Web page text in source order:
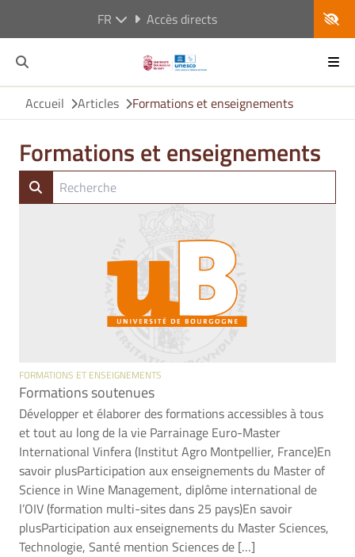
FR Accès directs
Accueil Articles Formations et enseignements
Formations et enseignements
FORMATIONS ET ENSEIGNEMENTS
Formations soutenues
Développer et élaborer des formations accessibles à tous
et tout au long de la vie Parrainage Euro-Master
International Vinfera (Institut Agro Montpellier, France)En
savoir plusParticipation aux enseignements du Master of
Science in Wine Management, diplôme international de
l’OIV (formation multi-sites dans 25 pays)En savoir
plusParticipation aux enseignements du Master Sciences,
Technologie, Santé mention Sciences de […]